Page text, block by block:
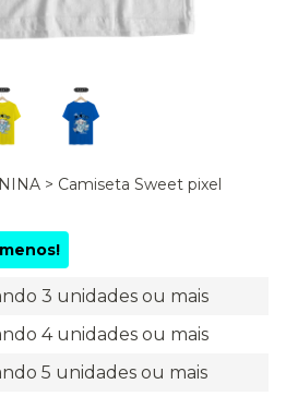
> Camiseta Sweet pixel
3 unidades ou mais
4 unidades ou mais
5 unidades ou mais